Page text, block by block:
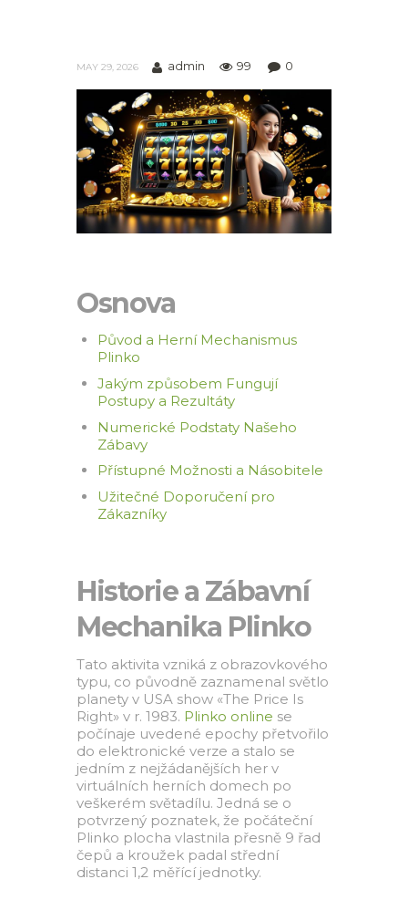
MAY 29, 2026 admin 99 0
Osnova
Původ a Herní Mechanismus
Plinko
Jakým způsobem Fungují
Postupy a Rezultáty
Numerické Podstaty Našeho
Zábavy
Přístupné Možnosti a Násobitele
Užitečné Doporučení pro
Zákazníky
Historie a Zábavní
Mechanika Plinko
Tato aktivita vzniká z obrazovkového
typu, co původně zaznamenal světlo
planety v USA show «The Price Is
Right» v r. 1983. Plinko online se
počínaje uvedené epochy přetvořilo
do elektronické verze a stalo se
jedním z nejžádanějších her v
virtuálních herních domech po
veškerém světadílu. Jedná se o
potvrzený poznatek, že počáteční
Plinko plocha vlastnila přesně 9 řad
čepů a kroužek padal střední
distanci 1,2 měřící jednotky.